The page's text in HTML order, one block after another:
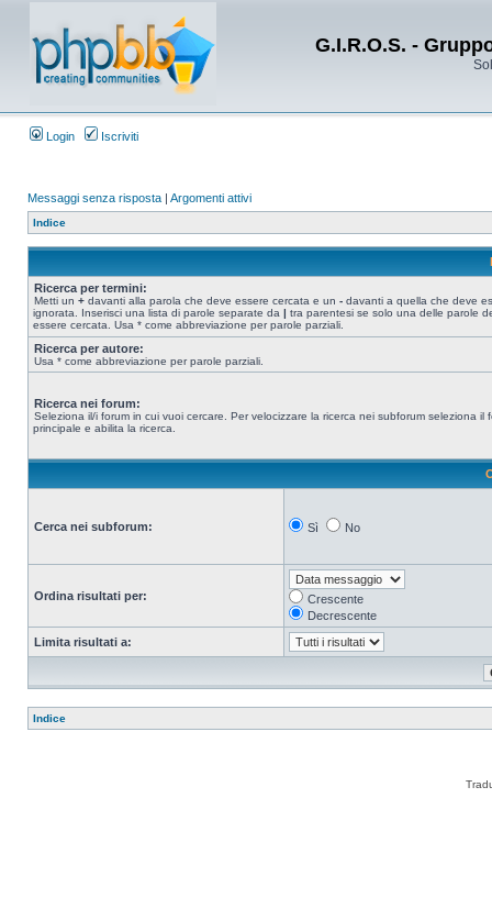
G.I.R.O.S. -
Login Iscriviti
Messaggi senza risposta | Argomenti attivi
Indice
Ricerca per termini:
Metti un + davanti alla parola che deve essere cercata e un - davanti a quella che deve
ignorata. Inserisci una lista di parole separate da | tra parentesi se solo una delle parole
essere cercata. Usa * come abbreviazione per parole parziali.
Ricerca per autore:
Usa * come abbreviazione per parole parziali.
Ricerca nei forum:
Seleziona il/i forum in cui vuoi cercare. Per velocizzare la ricerca nei subforum seleziona il
principale e abilita la ricerca.
Cerca nei subforum: Sì No
Ordina risultati per:
Crescente
Decrescente
Limita risultati a:
Indice